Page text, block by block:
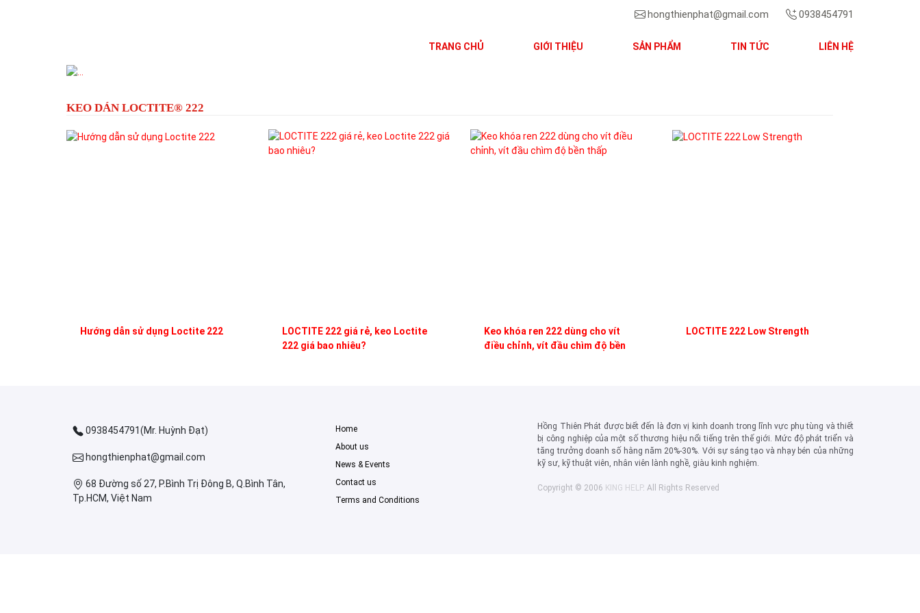
hongthienphat@gmail.com 0938454791
TRANG CHỦ GIỚI THIỆU SẢN PHẨM TIN TỨC LIÊN HỆ
KEO DÁN LOCTITE® 222
Hướng dẫn sử dụng Loctite 222
LOCTITE 222 giá rẻ, keo Loctite
222 giá bao nhiêu?
Keo khóa ren 222 dùng cho vít
điều chỉnh, vít đầu chìm độ bền
LOCTITE 222 Low Strength
0938454791(Mr. Huỳnh Đạt)
hongthienphat@gmail.com
68 Đường số 27, P.Bình Trị Đông B, Q.Bình Tân,
Tp.HCM, Việt Nam
Home
About us
News & Events
Contact us
Terms and Conditions
Hồng Thiên Phát được biết đến là đơn vị kinh doanh trong lĩnh vực phụ tùng và thiết
bị công nghiệp của một số thương hiệu nổi tiếng trên thế giới. Mức độ phát triển và
tăng trưởng doanh số hằng năm 20%-30%. Với sự sáng tạo và nhạy bén của những
kỹ sư, kỹ thuật viên, nhân viên lành nghề, giàu kinh nghiệm.
Copyright © 2006 KING HELP. All Rights Reserved